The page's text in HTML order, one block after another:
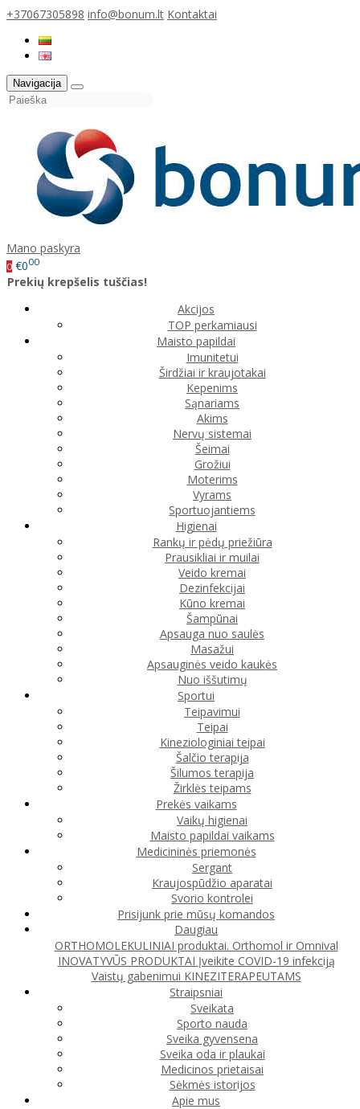
+37067305898 info@bonum.lt Kontaktai
Navigacija
Mano paskyra
0 €000
Prekių krepšelis tuščias!
Akcijos
TOP perkamiausi
Maisto papildai
Imunitetui
Širdžiai ir kraujotakai
Kepenims
Sąnariams
Akims
Nervų sistemai
Šeimai
Grožiui
Moterims
Vyrams
Sportuojantiems
Higienai
Rankų ir pėdų priežiūra
Prausikliai ir muilai
Veido kremai
Dezinfekcijai
Kūno kremai
Šampūnai
Apsauga nuo saulės
Masažui
Apsauginės veido kaukės
Nuo iššutimų
Sportui
Teipavimui
Teipai
Kineziologiniai teipai
Šalčio terapija
Šilumos terapija
Žirklės teipams
Prekės vaikams
Vaikų higienai
Maisto papildai vaikams
Medicininės priemonės
Sergant
Kraujospūdžio aparatai
Svorio kontrolei
Prisijunk prie mūsų komandos
Daugiau
ORTHOMOLEKULINIAI produktai. Orthomol ir Omnival
INOVATYVŪS PRODUKTAI Įveikite COVID-19 infekciją
Vaistų gabenimui KINEZITERAPEUTAMS
Straipsniai
Sveikata
Sporto nauda
Sveika gyvensena
Sveika oda ir plaukai
Medicinos prietaisai
Sėkmės istorijos
Apie mus